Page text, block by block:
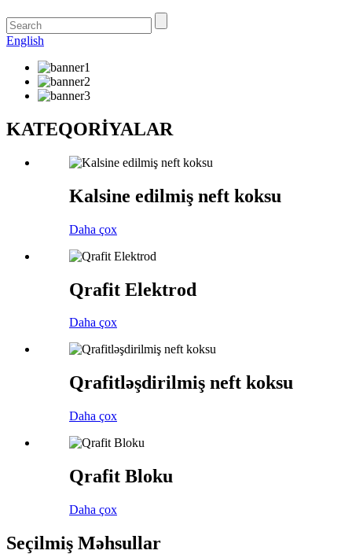
English
KATEQORİYALAR
Kalsine edilmiş neft koksu
Daha çox
Qrafit Elektrod
Daha çox
Qrafitləşdirilmiş neft koksu
Daha çox
Qrafit Bloku
Daha çox
Seçilmiş Məhsullar